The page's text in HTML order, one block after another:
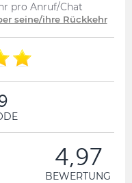
pro Anruf/Chat
seine/ihre Rückkehr
4,97
BEWERTUNG